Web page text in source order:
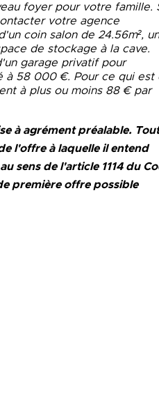
foyer pour votre famille.
votre agence
coin salon de 24.56m², un
de stockage à la cave.
garage privatif pour
58 000 €. Pour ce qui est
à plus ou moins 88 € par
à agrément préalable.
l'offre à laquelle il entend
sens de l'article 1114 du
première offre possible